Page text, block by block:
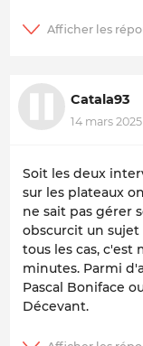
Catala93
14 mars
Soit les deux
sur les plateaux
ne sait pas gérer
obscurcit un
tous les cas, c'est
minutes. Parmi
Pascal Boniface
Décevant.